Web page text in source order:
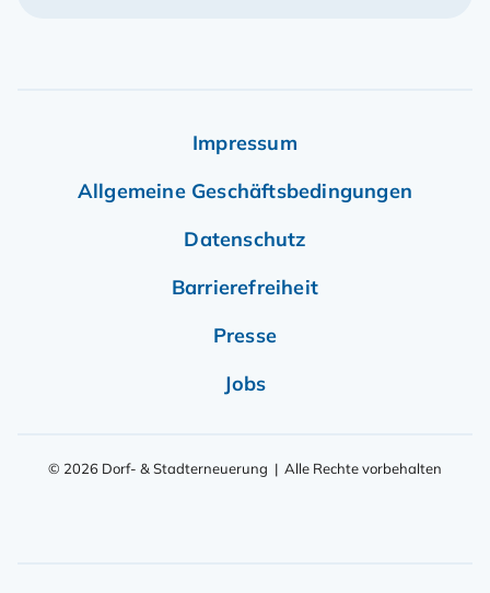
Impressum
Allgemeine Geschäftsbedingungen
Datenschutz
Barrierefreiheit
Presse
Jobs
© 2026 Dorf- & Stadterneuerung | Alle Rechte vorbehalten